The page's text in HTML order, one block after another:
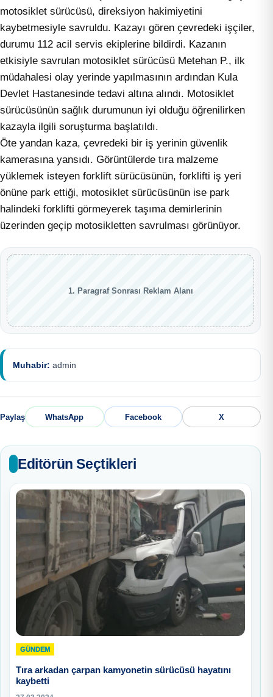
motosiklet sürücüsü, direksiyon hakimiyetini
kaybetmesiyle savruldu. Kazayı gören çevredeki işçiler,
durumu 112 acil servis ekiplerine bildirdi. Kazanın
etkisiyle savrulan motosiklet sürücüsü Metehan P., ilk
müdahalesi olay yerinde yapılmasının ardından Kula
Devlet Hastanesinde tedavi altına alındı. Motosiklet
sürücüsünün sağlık durumunun iyi olduğu öğrenilirken
kazayla ilgili soruşturma başlatıldı.
Öte yandan kaza, çevredeki bir iş yerinin güvenlik
kamerasına yansıdı. Görüntülerde tıra malzeme
yüklemek isteyen forklift sürücüsünün, forklifti iş yeri
önüne park ettiği, motosiklet sürücüsünün ise park
halindeki forklifti görmeyerek taşıma demirlerinin
üzerinden geçip motosikletten savrulması görünüyor.
1. Paragraf Sonrası Reklam Alanı
Muhabir: admin
Paylaş WhatsApp Facebook X
Editörün Seçtikleri
GÜNDEM
Tıra arkadan çarpan kamyonetin sürücüsü hayatını
kaybetti